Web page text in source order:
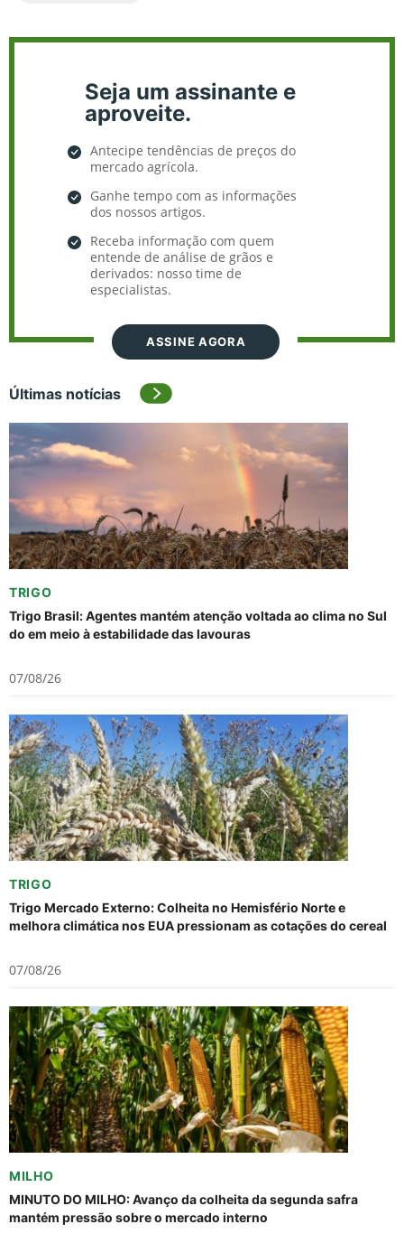
Seja um assinante e
aproveite.
Antecipe tendências de preços do
mercado agrícola.
Ganhe tempo com as informações
dos nossos artigos.
Receba informação com quem
entende de análise de grãos e
derivados: nosso time de
especialistas.
ASSINE AGORA
Últimas notícias
TRIGO
Trigo Brasil: Agentes mantém atenção voltada ao clima no Sul
do em meio à estabilidade das lavouras
07/08/26
TRIGO
Trigo Mercado Externo: Colheita no Hemisfério Norte e
melhora climática nos EUA pressionam as cotações do cereal
07/08/26
MILHO
MINUTO DO MILHO: Avanço da colheita da segunda safra
mantém pressão sobre o mercado interno